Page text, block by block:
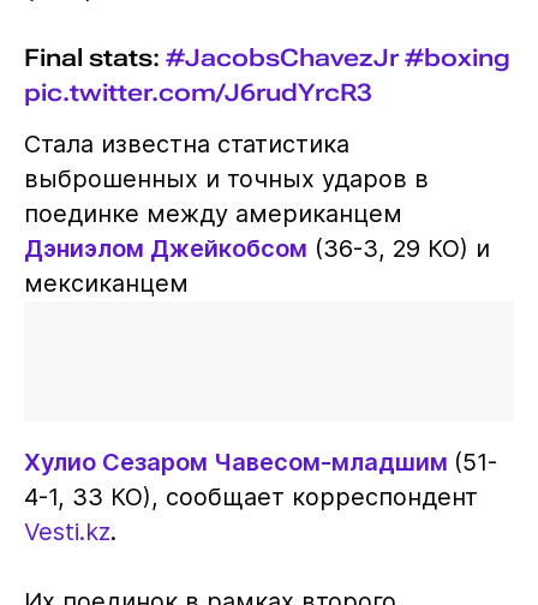
Final stats: #JacobsChavezJr #boxing
pic.twitter.com/J6rudYrcR3
Стала известна статистика
выброшенных и точных ударов в
поединке между американцем
Дэниэлом Джейкобсом (36-3, 29 КО) и
мексиканцем
Хулио Сезаром Чавесом-младшим (51-
4-1, 33 КО), сообщает корреспондент
Vesti.kz.